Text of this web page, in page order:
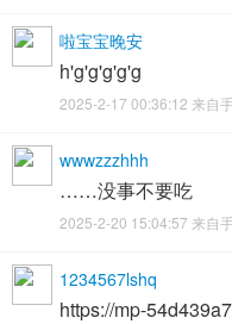
啦宝宝晚安
h'g'g'g'g'g
2025-2-17 00:36:12 来自
wwwzzzhhh
……没事不要吃
2025-2-20 15:04:57 来自
1234567lshq
https://mp-